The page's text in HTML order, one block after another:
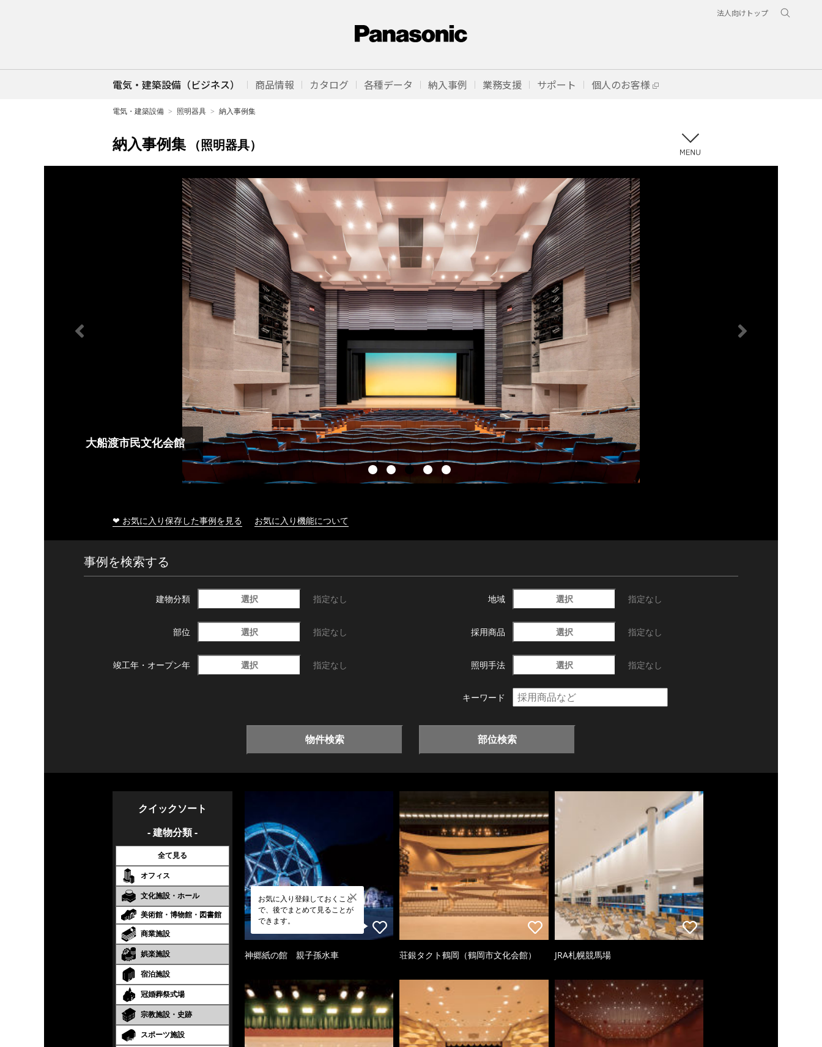
法人向けトップ
電気・建築設備（ビジネス） 商品情報 カタログ 各種データ 納入事例 業務支援 サポート 個人のお客様
電気・建築設備 照明器具 納入事例集
納入事例集 （照明器具）
大船渡市民文化会館
❤ お気に入り保存した事例を見る お気に入り機能について
事例を検索する
建物分類 選択 指定なし 地域 選択 指定なし
部位 選択 指定なし 採用商品 選択 指定なし
竣工年・ オープン年 選択 指定なし 照明手法 選択 指定なし
キーワード
物件検索 部位検索
クイックソート
- 建物分類 -
全て見る
オフィス
文化施設・ホール
美術館・博物館・図書館
商業施設
娯楽施設
宿泊施設
冠婚葬祭式場
宗教施設・史跡
スポーツ施設
お気に入り登録しておくこと
で、後でまとめて見ることが
できます。
神郷紙の館 親子孫水車 荘銀タクト鶴岡（鶴岡市文化会館） JRA札幌競馬場